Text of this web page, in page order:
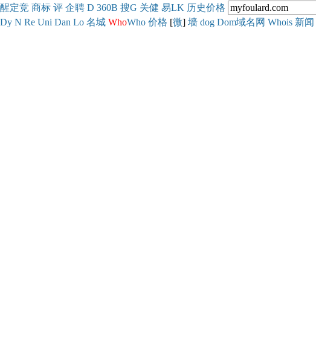
醒定竞 商标 评 企聘 D 360B 搜G 关健 易LK 历史价格
Dy N Re Uni Dan Lo 名城 WhoWho 价格 [微] 墙 dog Dom域名网 Whois 新闻